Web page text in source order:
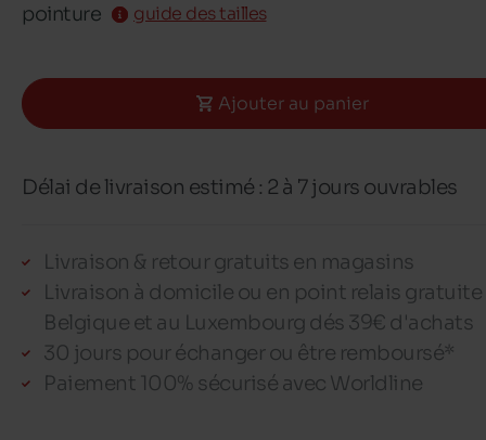
pointure guide des tailles
Ajouter au panier
Délai de livraison estimé : 2 à 7 jours ouvrables
Livraison & retour gratuits en magasins
Livraison à domicile ou en point relais gratuite
Belgique et au Luxembourg dés 39€ d'achats
30 jours pour échanger ou être remboursé*
Paiement 100% sécurisé avec Worldline